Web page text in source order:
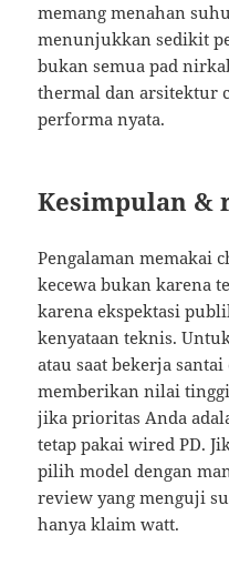
memang menahan
menunjukkan sedikit
bukan semua pad
thermal dan arsitektur
performa nyata.
Kesimpulan &
Pengalaman memakai
kecewa bukan karena
karena ekspektasi
kenyataan teknis.
atau saat bekerja
memberikan nilai
jika prioritas Anda
tetap pakai wired PD.
pilih model dengan
review yang menguji
hanya klaim watt.